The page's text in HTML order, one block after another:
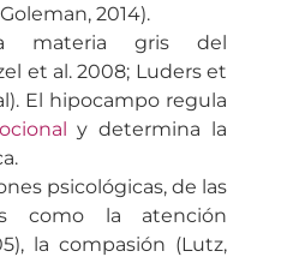
2014).
materia gris del
et al. 2008; Luders et
El hipocampo regula
y determina la
psicológicas, de las
como la atención
la compasión (Lutz,